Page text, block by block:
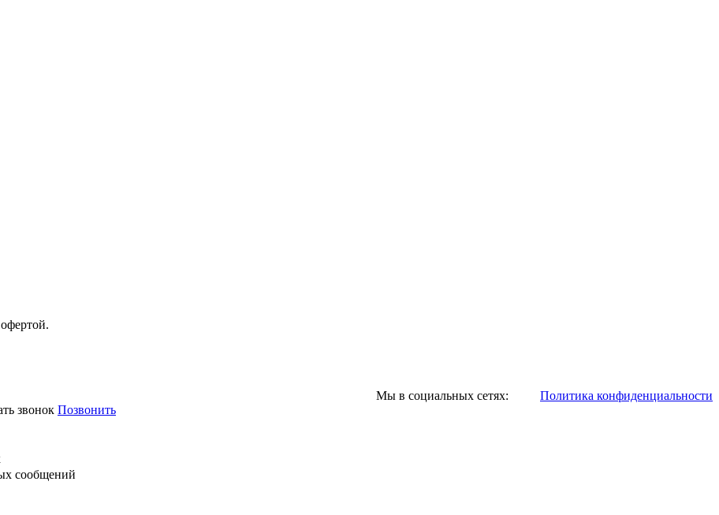
Мы в социальных сетях:
Политика конфиденциальности
звонок Позвонить
сообщений